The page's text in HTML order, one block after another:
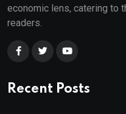
economic lens, catering to
readers.
Recent Posts